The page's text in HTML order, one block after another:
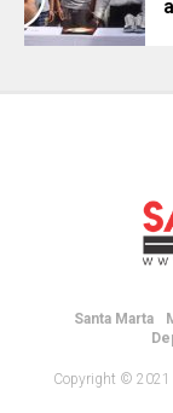
Santa Marta
Copyright © 2021